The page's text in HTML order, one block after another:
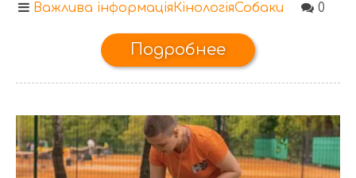
Важлива інформаціяКінологіяСобаки 0
Подробнее